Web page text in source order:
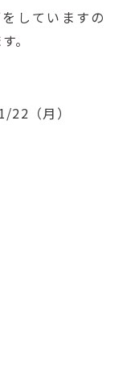
していますの
。
（月）